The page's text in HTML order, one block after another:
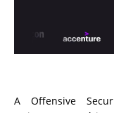
A Offensive